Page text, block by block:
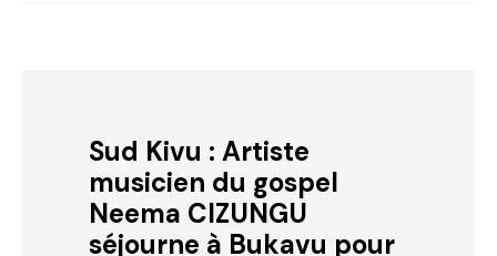
Sud Kivu : Artiste
musicien du gospel
Neema CIZUNGU
séjourne à Bukavu pour